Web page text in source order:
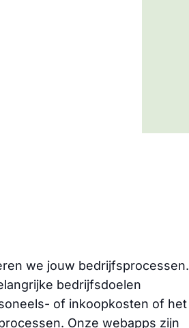
we jouw bedrijfsprocessen.
bedrijfsdoelen
of inkoopkosten of het
Onze webapps zijn